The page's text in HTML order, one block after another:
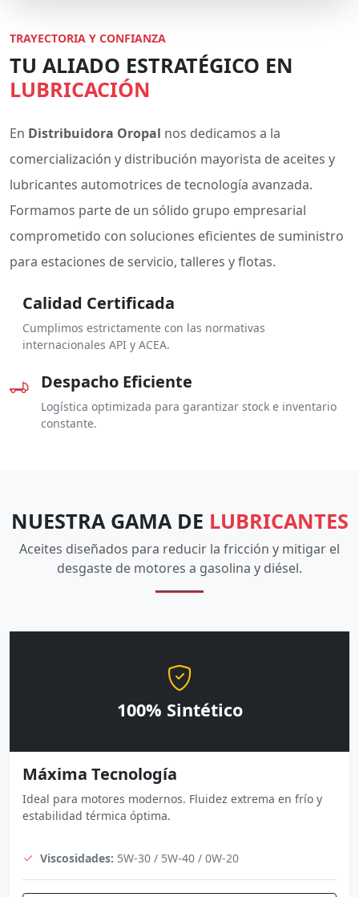
TRAYECTORIA Y CONFIANZA
TU ALIADO ESTRATÉGICO EN
LUBRICACIÓN
En Distribuidora Oropal nos dedicamos a la
comercialización y distribución mayorista de aceites y
lubricantes automotrices de tecnología avanzada.
Formamos parte de un sólido grupo empresarial
comprometido con soluciones eficientes de suministro
para estaciones de servicio, talleres y flotas.
Calidad Certificada
Cumplimos estrictamente con las normativas
internacionales API y ACEA.
Despacho Eficiente
Logística optimizada para garantizar stock e inventario
constante.
NUESTRA GAMA DE LUBRICANTES
Aceites diseñados para reducir la fricción y mitigar el
desgaste de motores a gasolina y diésel.
100% Sintético
Máxima Tecnología
Ideal para motores modernos. Fluidez extrema en frío y
estabilidad térmica óptima.
Viscosidades: 5W-30 / 5W-40 / 0W-20